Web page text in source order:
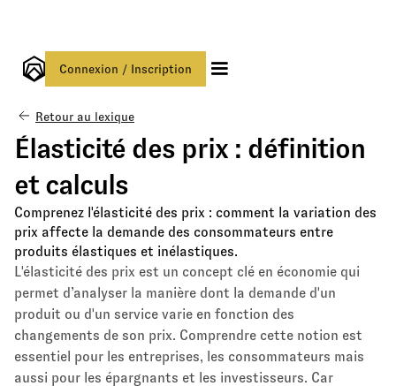
Connexion / Inscription
Retour au lexique
Élasticité des prix : définition
et calculs
Comprenez l'élasticité des prix : comment la variation des
prix affecte la demande des consommateurs entre
produits élastiques et inélastiques.
L'élasticité des prix est un concept clé en économie qui
permet d’analyser la manière dont la demande d'un
produit ou d'un service varie en fonction des
changements de son prix. Comprendre cette notion est
essentiel pour les entreprises, les consommateurs mais
aussi pour les épargnants et les investisseurs. Car